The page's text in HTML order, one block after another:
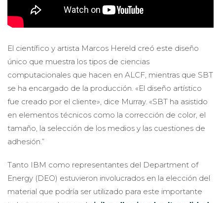
El científico y artista Marcos Hereld creó este diseño
único que muestra los tipos de ciencias
computacionales que hacen en ALCF, mientras que SBT
se ha encargado de la producción. «El diseño artístico
fue creado por el cliente», dice Murray. «SBT ha asistido
en elementos técnicos como la corrección de color, el
tamaño, la selección de los medios y las cuestiones de
adhesión.”
Tanto IBM como representantes del Department of
Energy (DEO) estuvieron involucrados en la elección del
material que podría ser utilizado para este importante